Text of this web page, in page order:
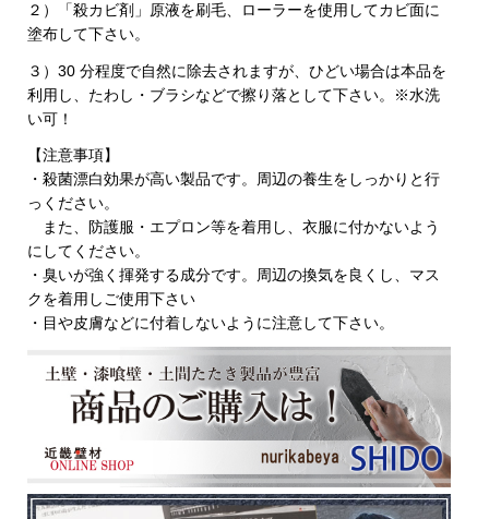
２）「殺カビ剤」原液を刷⽑、ローラーを使⽤してカビ⾯に
塗布して下さい。
３）30 分程度で⾃然に除去されますが、ひどい場合は本品を
利用し、たわし・ブラシなどで擦り落として下さい。※⽔洗
い可！
【注意事項】
・殺菌漂⽩効果が⾼い製品です。周辺の養⽣をしっかりと⾏
っください。
また、防護服・エプロン等を着用し、衣服に付かないよう
にしてください。
・臭いが強く揮発する成分です。周辺の換気を良くし、マス
クを着⽤しご使⽤下さい
・⽬や⽪膚などに付着しないように注意して下さい。